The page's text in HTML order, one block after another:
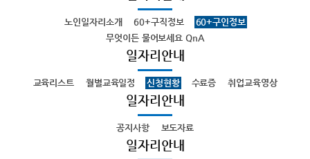
노인일자리소개 60+구직정보
60+구인정보
무엇이든 물어보세요 QnA
일자리안내
교육리스트 월별교육일정 신청현황 수료증 취업교육영상
일자리안내
공지사항 보도자료
일자리안내